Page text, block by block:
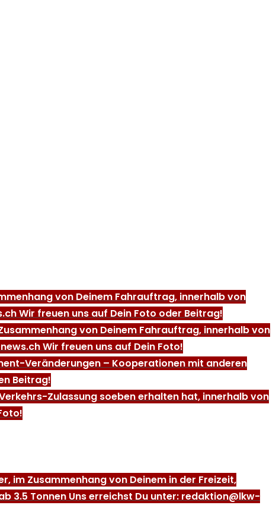
von Deinem Fahrauftrag, innerhalb von
Wir freuen uns auf Dein Foto oder Beitrag!
von Deinem Fahrauftrag, innerhalb von
Wir freuen uns auf Dein Foto!
Veränderungen – Kooperationen mit anderen
Beitrag!
Zulassung soeben erhalten hat, innerhalb von
im Zusammenhang von Deinem in der Freizeit,
3.5 Tonnen Uns erreichst Du unter: redaktion@lkw-